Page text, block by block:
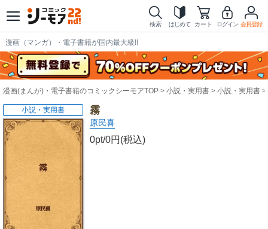
検索 はじめて カート ログイン 会員登録
漫画（マンガ）・電子書籍が国内最大級!!
漫画(まんが)・電子書籍のコミックシーモアTOP 小説・実用書 小説・実用書
霧
原民喜
0pt/0円(税込)
小説・実用書